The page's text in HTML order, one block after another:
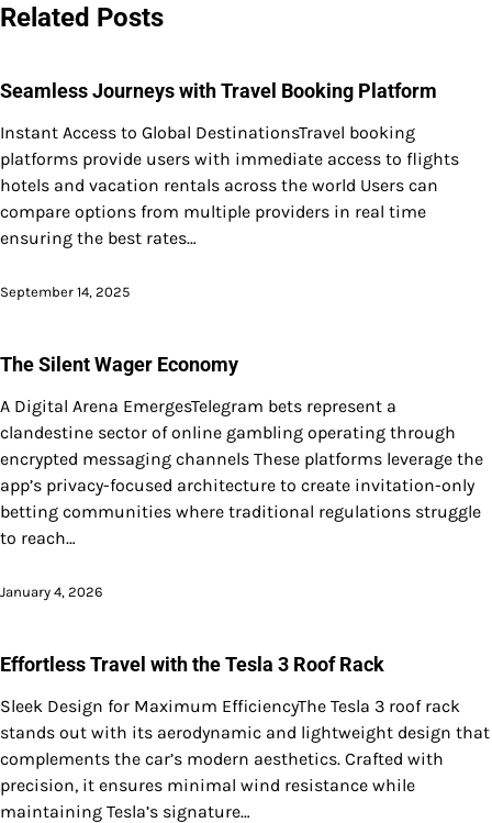
Related Posts
Seamless Journeys with Travel Booking Platform
Instant Access to Global DestinationsTravel booking
platforms provide users with immediate access to flights
hotels and vacation rentals across the world Users can
compare options from multiple providers in real time
ensuring the best rates…
September 14, 2025
The Silent Wager Economy
A Digital Arena EmergesTelegram bets represent a
clandestine sector of online gambling operating through
encrypted messaging channels These platforms leverage the
app’s privacy-focused architecture to create invitation-only
betting communities where traditional regulations struggle
to reach…
January 4, 2026
Effortless Travel with the Tesla 3 Roof Rack
Sleek Design for Maximum EfficiencyThe Tesla 3 roof rack
stands out with its aerodynamic and lightweight design that
complements the car’s modern aesthetics. Crafted with
precision, it ensures minimal wind resistance while
maintaining Tesla’s signature…